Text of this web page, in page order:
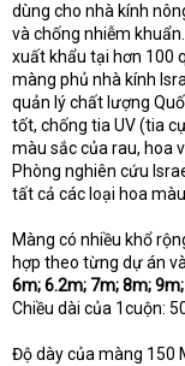
dùng cho nhà kính
và chống nhiễm
xuất khẩu tại hơn 100
màng phủ nhà kính
quản lý chất lượng
tốt, chống tia UV (tia
màu sắc của rau, hoa
Phòng nghiên cứu
tất cả các loại hoa
Màng có nhiều khổ
hợp theo từng dự án
6m; 6.2m; 7m; 8m;
Chiều dài của 1cuộn:
Độ dày của màng 150